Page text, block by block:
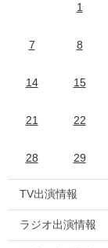
1
7 8
14 15
21 22
28 29
TV出演情報
ラジオ出演情報